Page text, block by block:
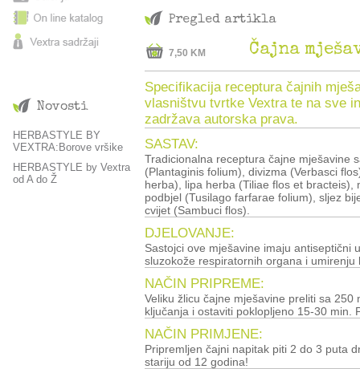
Novosti
HERBASTYLE BY
VEXTRA:Borove vršike
HERBASTYLE by Vextra
od A do Ž
Pregled artikla
7,50 KM Čajna
Specifikacija receptura čajnih
vlasništvu tvrtke Vextra te na sve
zadržava autorska prava.
SASTAV:
Tradicionalna receptura čajne mješavine
(Plantaginis folium), divizma (Verbasci
herba), lipa herba (Tiliae flos et bracteis),
podbjel (Tusilago farfarae folium), sljez
cvijet (Sambuci flos).
DJELOVANJE:
Sastojci ove mješavine imaju antiseptični
sluzokože respiratornih organa i umirenju
NAČIN PRIPREME:
Veliku žlicu čajne mješavine preliti sa 250 ml ključale vode, zagrijati do
ključanja i ostaviti poklopljeno 15-30 min.
NAČIN PRIMJENE:
Pripremljen čajni napitak piti 2 do 3 puta
stariju od 12 godina!